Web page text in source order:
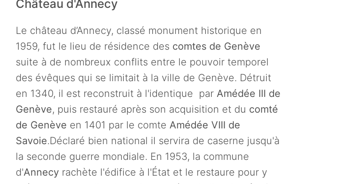
Château d'Annecy
Le château d’Annecy, classé monument historique en
1959, fut le lieu de résidence des comtes de Genève
suite à de nombreux conflits entre le pouvoir temporel
des évêques qui se limitait à la ville de Genève. Détruit
en 1340, il est reconstruit à l'identique par Amédée III de
Genève, puis restauré après son acquisition et du comté
de Genève en 1401 par le comte Amédée VIII de
Savoie.Déclaré bien national il servira de caserne jusqu'à
la seconde guerre mondiale. En 1953, la commune
d'Annecy rachète l'édifice à l'État et le restaure pour y